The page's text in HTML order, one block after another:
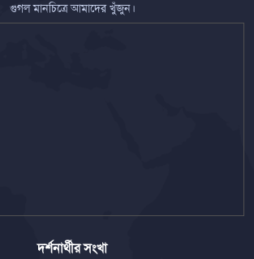
গুগল মানচিত্রে আমাদের খুঁজুন।
দর্শনার্থীর সংখা